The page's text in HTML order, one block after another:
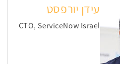
עידן יורפסט
CTO, ServiceNow Israel